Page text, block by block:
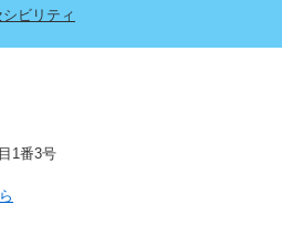
ビリティ
1番3号